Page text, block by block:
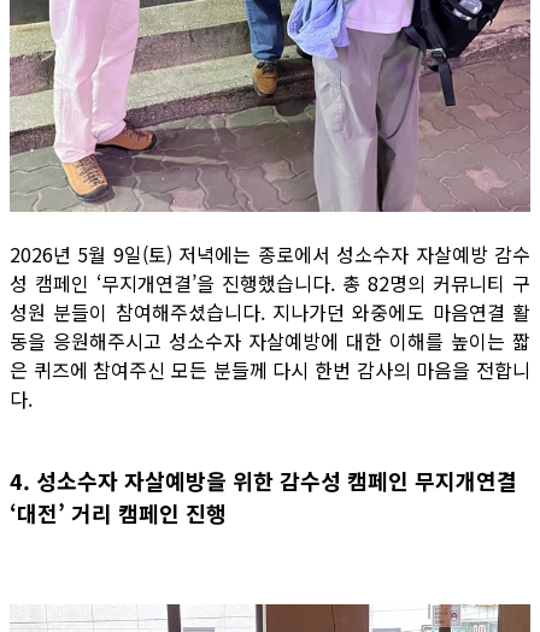
2026년 5월 9일(토) 저녁에는 종로에서 성소수자 자살예방 감수
성 캠페인 ‘무지개연결’을 진행했습니다. 총 82명의 커뮤니티 구
성원 분들이 참여해주셨습니다. 지나가던 와중에도 마음연결 활
동을 응원해주시고 성소수자 자살예방에 대한 이해를 높이는 짧
은 퀴즈에 참여주신 모든 분들께 다시 한번 감사의 마음을 전합니
다.
4. 성소수자 자살예방을 위한 감수성 캠페인 무지개연결
‘대전’ 거리 캠페인 진행